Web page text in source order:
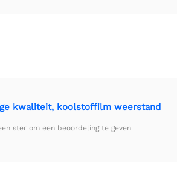
kwaliteit, koolstoffilm weerstand
ster om een beoordeling te geven